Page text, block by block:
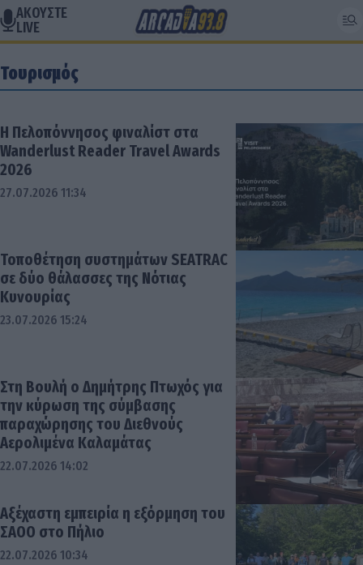
ΑΚΟΥΣΤΕ
LIVE
Τουρισμός
Η Πελοπόννησος φιναλίστ στα
Wanderlust Reader Travel Awards
2026
27.07.2026 11:34
Τοποθέτηση συστημάτων SEATRAC
σε δύο θάλασσες της Νότιας
Κυνουρίας
23.07.2026 15:24
Στη Βουλή ο Δημήτρης Πτωχός για
την κύρωση της σύμβασης
παραχώρησης του Διεθνούς
Αερολιμένα Καλαμάτας
22.07.2026 14:02
Αξέχαστη εμπειρία η εξόρμηση του
ΣΑΟΟ στο Πήλιο
22.07.2026 10:34